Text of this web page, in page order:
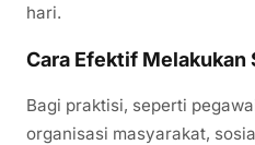
hari.
Cara Efektif Melakukan
Bagi praktisi, seperti
organisasi masyarakat,